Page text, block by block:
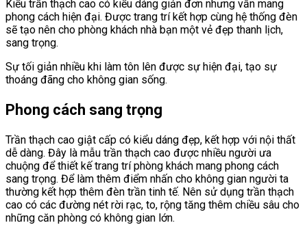
Kiểu trần thạch cao có kiểu dáng giản đơn nhưng vẫn mang
phong cách hiện đại. Được trang trí kết hợp cùng hệ thống đèn
sẽ tạo nên cho phòng khách nhà bạn một vẻ đẹp thanh lịch,
sang trọng.
Sự tối giản nhiều khi làm tôn lên được sự hiện đại, tạo sự
thoáng đãng cho không gian sống.
Phong cách sang trọng
Trần thạch cao giật cấp có kiểu dáng đẹp, kết hợp với nội thất
dễ dàng. Đây là mẫu trần thạch cao được nhiều người ưa
chuộng để thiết kế trang trí phòng khách mang phong cách
sang trọng. Để làm thêm điểm nhấn cho không gian người ta
thường kết hợp thêm đèn trần tinh tế. Nên sử dụng trần thạch
cao có các đường nét rời rạc, to, rộng tăng thêm chiều sâu cho
những căn phòng có không gian lớn.